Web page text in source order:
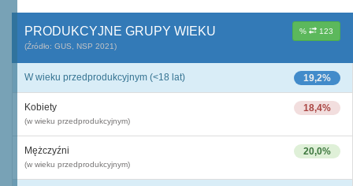
% 123
PRODUKCYJNE GRUPY WIEKU
(Źródło: GUS, NSP 2021)
19,2%
W wieku przedprodukcyjnym (<18 lat)
18,4%
Kobiety
(w wieku przedprodukcyjnym)
20,0%
Mężczyźni
(w wieku przedprodukcyjnym)